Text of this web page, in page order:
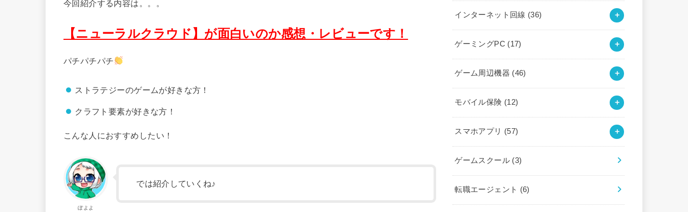
今回紹介する内容は。。。
【ニューラルクラウド】が面白いのか感想・レビューです！
パチパチパチ
ストラテジーのゲームが好きな方！
クラフト要素が好きな方！
こんな人におすすめしたい！
ぽよよ
では紹介していくね♪
インターネット回線 (36)
ゲーミングPC (17)
ゲーム周辺機器 (46)
モバイル保険 (12)
スマホアプリ (57)
ゲームスクール (3)
転職エージェント (6)